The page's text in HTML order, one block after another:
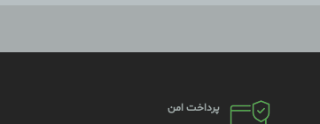
پرداخت امن